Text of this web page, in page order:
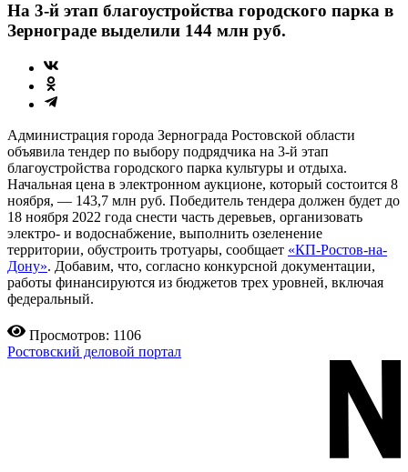
На 3-й этап благоустройства городского парка в
Зернограде выделили 144 млн руб.
Администрация города Зернограда Ростовской области
объявила тендер по выбору подрядчика на 3-й этап
благоустройства городского парка культуры и отдыха.
Начальная цена в электронном аукционе, который состоится 8
ноября, — 143,7 млн руб. Победитель тендера должен будет до
18 ноября 2022 года снести часть деревьев, организовать
электро- и водоснабжение, выполнить озеленение
территории, обустроить тротуары, сообщает «КП-Ростов-на-
Дону». Добавим, что, согласно конкурсной документации,
работы финансируются из бюджетов трех уровней, включая
федеральный.
Просмотров: 1106
Ростовский деловой портал